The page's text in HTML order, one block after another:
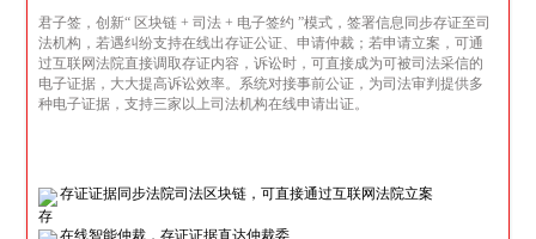
君子签，创新“ 区块链 + 司法 + 电子签约 ”模式，签署信息同步存证至司
法机构，若遇纠纷支持在线出存证公证、申请仲裁；若申请立案，可通
过互联网法院直接调取存证内容，诉讼时，可直接成为可被司法采信的
电子证据，大大提高诉讼效率。系统对接事前公证，为司法审判提供多
种电子证据，支持三家以上司法机构在线申请出证。
存证证据同步法院司法区块链，可直接通过互联网法院立案
在线智能仲裁，存证证据直达仲裁委